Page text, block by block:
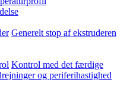
Generelt stop af ekstruderen
Kontrol med det færdige
og periferihastighed